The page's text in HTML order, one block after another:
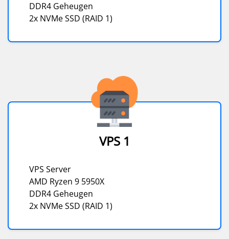
DDR4 Geheugen
2x NVMe SSD (RAID 1)
VPS 1
VPS Server
AMD Ryzen 9 5950X
DDR4 Geheugen
2x NVMe SSD (RAID 1)